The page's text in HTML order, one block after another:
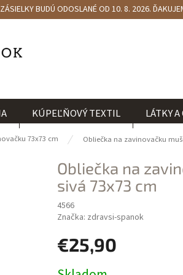
BUDÚ ODOSLANÉ OD 10. 8. 2026.
KÚPEĽŇOVÝ TEXTIL LÁTKY
73x73 cm Obliečka na zavinovačku
Obliečka na
sivá 73x73 cm
4566
Značka: zdravsi-spanok
€25,90